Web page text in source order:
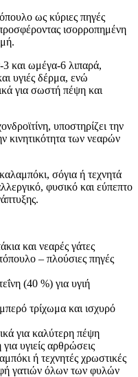
ως κύριες πηγές
ισορροπημένη
και ωμέγα-6 λιπαρά,
υγιές δέρμα, ενώ
για σωστή πέψη και
υποστηρίζει την
κινητικότητα των νεαρών
σόγια ή τεχνητά
φυσικό και εύπεπτο
και νεαρές γάτες
– πλούσιες πηγές
(40 %) για υγιή
τρίχωμα και ισχυρό
για καλύτερη πέψη
υγιείς αρθρώσεις
ή τεχνητές χρωστικές
γατιών όλων των φυλών